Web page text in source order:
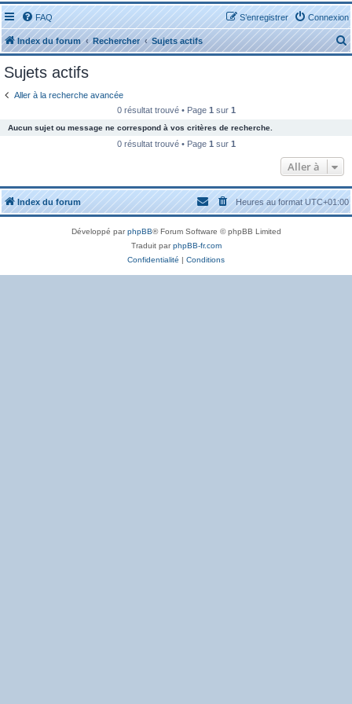
FAQ Connexion
S’enregistrer
Index du forum Rechercher Sujets actifs
e
e
r
Sujets actifs
Aller à la recherche avancée
0 résultat trouvé • Page 1 sur 1
Aucun sujet ou message ne correspond à vos critères de recherche.
0 résultat trouvé • Page 1 sur 1
Aller à
Index du forum Heures au formatUTC+01:00
Développé parphpBB® Forum Software © phpBB Limited
Traduit parphpBB-fr.com
Confidentialité | Conditions